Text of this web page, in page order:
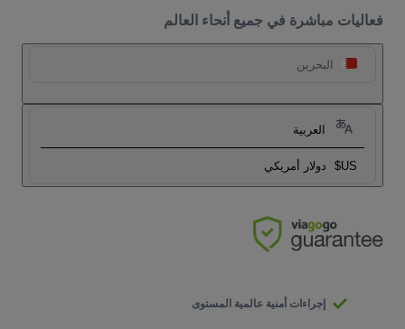
فعاليات مباشرة في جميع أنحاء العالم
البحرين
العربية
US$ دولار أمريكي
إجراءات أمنية عالمية المستوى